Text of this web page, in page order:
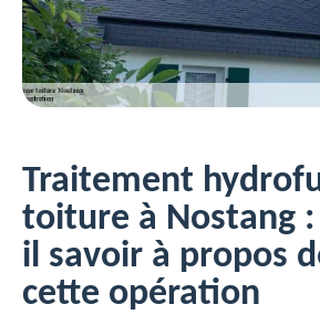
Traitement
toiture à Nostang
il savoir à propos
cette opération